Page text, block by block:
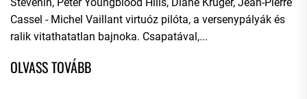
Cassel - Michel Vaillant virtuóz pilóta, a versenypályák és
ralik vitathatatlan bajnoka. Csapatával,...